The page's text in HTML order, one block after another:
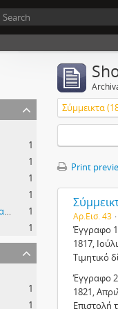
1
1
1
1
Ιγνάτιος, Μητροπολίτης Ουγγροβλαχίας
1
1
1
1
Σύμμεικτα
Print
Αρ.Εισ. 43
Έγγραφο 1
1817,
Τιμητικό
Έγγραφο 2
1821,
Επιστολή